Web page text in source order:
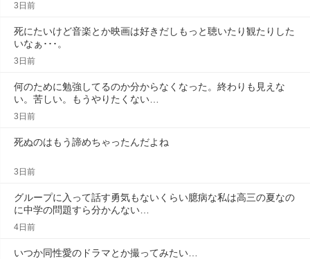
3日前
死にたいけど音楽とか映画は好きだしもっと聴いたり観たりした
いなぁ･･･。
3日前
何のために勉強してるのか分からなくなった。終わりも見えな
い。苦しい。もうやりたくない…
3日前
死ぬのはもう諦めちゃったんだよね
3日前
グループに入って話す勇気もないくらい臆病な私は高三の夏なの
に中学の問題すら分かんない…
4日前
いつか同性愛のドラマとか撮ってみたい…